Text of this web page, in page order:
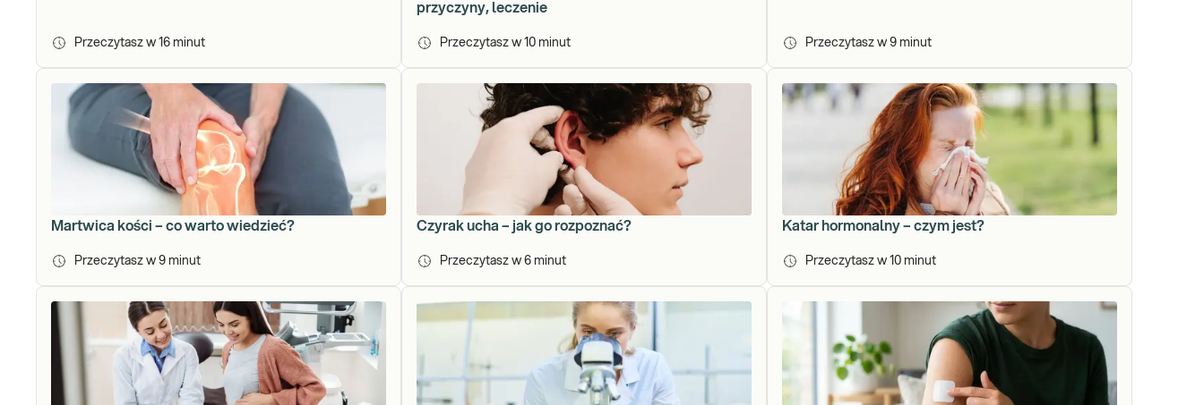
Przeczytasz w 16 minut
przyczyny, leczenie
Przeczytasz w 10 minut Przeczytasz w 9 minut
Martwica kości – co warto wiedzieć?
Przeczytasz w 9 minut
Czyrak ucha – jak go rozpoznać?
Przeczytasz w 6 minut
Katar hormonalny – czym jest?
Przeczytasz w 10 minut